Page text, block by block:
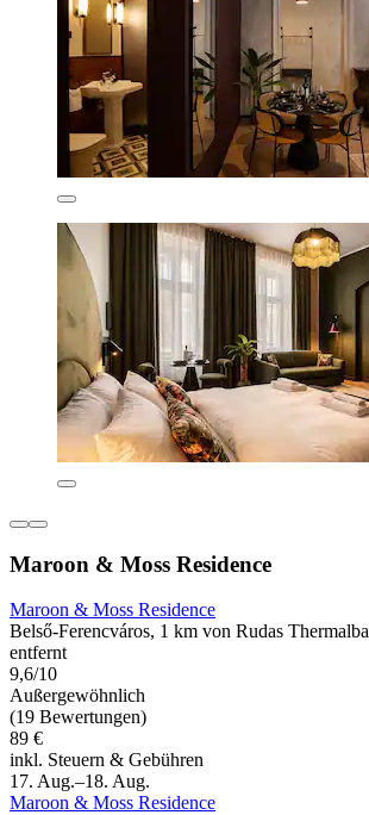
Maroon & Moss Residence
Maroon & Moss Residence
Belső-Ferencváros, 1 km von Rudas
entfernt
9,6/10
Außergewöhnlich
(19 Bewertungen)
89 €
inkl. Steuern & Gebühren
17. Aug.–18. Aug.
Maroon & Moss Residence